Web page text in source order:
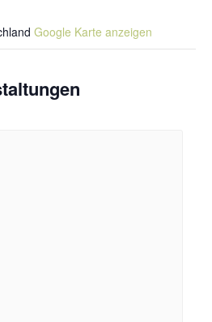
Google Karte anzeigen